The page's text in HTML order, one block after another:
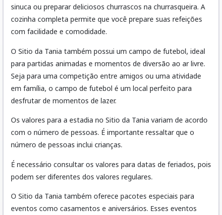
sinuca ou preparar deliciosos churrascos na churrasqueira. A
cozinha completa permite que você prepare suas refeições
com facilidade e comodidade.
O Sitio da Tania também possui um campo de futebol, ideal
para partidas animadas e momentos de diversão ao ar livre.
Seja para uma competição entre amigos ou uma atividade
em família, o campo de futebol é um local perfeito para
desfrutar de momentos de lazer.
Os valores para a estadia no Sitio da Tania variam de acordo
com o número de pessoas. É importante ressaltar que o
número de pessoas inclui crianças.
É necessário consultar os valores para datas de feriados, pois
podem ser diferentes dos valores regulares.
O Sitio da Tania também oferece pacotes especiais para
eventos como casamentos e aniversários. Esses eventos